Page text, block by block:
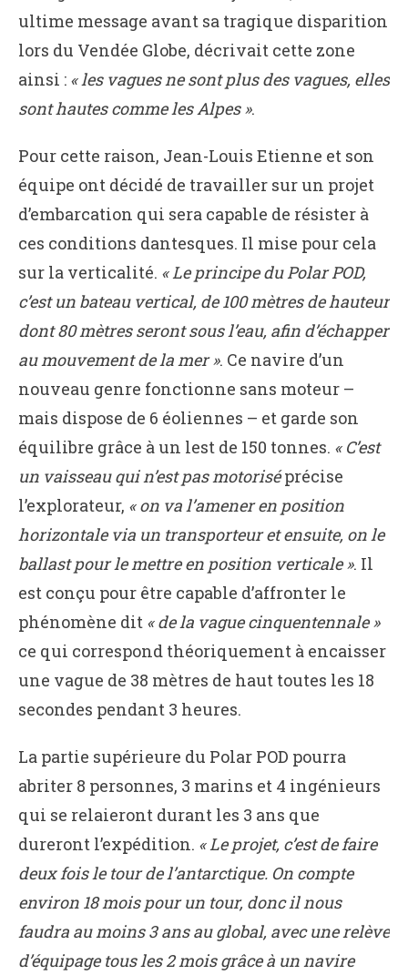
ultime message avant sa tragique disparition
lors du Vendée Globe, décrivait cette zone
ainsi : « les vagues ne sont plus des vagues, elles
sont hautes comme les Alpes ».
Pour cette raison, Jean-Louis Etienne et son
équipe ont décidé de travailler sur un projet
d’embarcation qui sera capable de résister à
ces conditions dantesques. Il mise pour cela
sur la verticalité. « Le principe du Polar POD,
c’est un bateau vertical, de 100 mètres de hauteur
dont 80 mètres seront sous l’eau, afin d’échapper
au mouvement de la mer ». Ce navire d’un
nouveau genre fonctionne sans moteur –
mais dispose de 6 éoliennes – et garde son
équilibre grâce à un lest de 150 tonnes. « C’est
un vaisseau qui n’est pas motoriséprécise
l’explorateur, « on va l’amener en position
horizontale via un transporteur et ensuite, on le
ballast pour le mettre en position verticale ». Il
est conçu pour être capable d’affronter le
phénomène dit « de la vague cinquentennale »
ce qui correspond théoriquement à encaisser
une vague de 38 mètres de haut toutes les 18
secondes pendant 3 heures.
La partie supérieure du Polar POD pourra
abriter 8 personnes, 3 marins et 4 ingénieurs
qui se relaieront durant les 3 ans que
dureront l’expédition. « Le projet, c’est de faire
deux fois le tour de l’antarctique. On compte
environ 18 mois pour un tour, donc il nous
faudra au moins 3 ans au global, avec une relève
d’équipage tous les 2 mois grâce à un navire